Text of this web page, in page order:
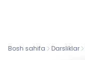
Bosh sahifa Darsliklar